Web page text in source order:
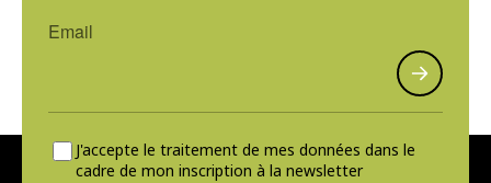
J'accepte le traitement de mes données dans le
cadre de mon inscription à la newsletter